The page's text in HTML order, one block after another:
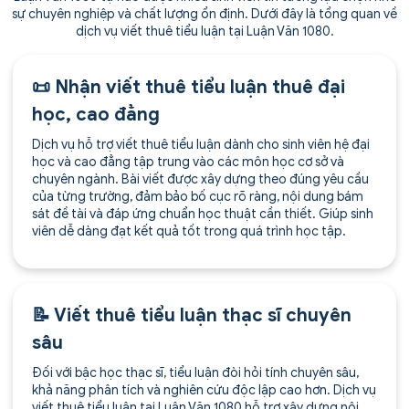
sự chuyên nghiệp và chất lượng ổn định. Dưới đây là tổng quan về
dịch vụ viết thuê tiểu luận tại Luận Văn 1080.
📜 Nhận viết thuê tiểu luận thuê đại
học, cao đẳng
Dịch vụ hỗ trợ viết thuê tiểu luận dành cho sinh viên hệ đại
học và cao đẳng tập trung vào các môn học cơ sở và
chuyên ngành. Bài viết được xây dựng theo đúng yêu cầu
của từng trường, đảm bảo bố cục rõ ràng, nội dung bám
sát đề tài và đáp ứng chuẩn học thuật cần thiết. Giúp sinh
viên dễ dàng đạt kết quả tốt trong quá trình học tập.
📝 Viết thuê tiểu luận thạc sĩ chuyên
sâu
Đối với bậc học thạc sĩ, tiểu luận đòi hỏi tính chuyên sâu,
khả năng phân tích và nghiên cứu độc lập cao hơn. Dịch vụ